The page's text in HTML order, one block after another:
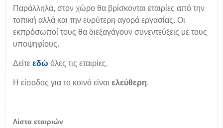
Παράλληλα, στον χώρο θα βρίσκονται εταιρίες από την
τοπική αλλά και την ευρύτερη αγορά εργασίας. Οι
εκπρόσωποί τους θα διεξαγάγουν συνεντεύξεις με τους
υποψηφίους.
Δείτε εδώ όλες τις εταιρίες.
Η είσοδος για το κοινό είναι ελεύθερη.
Λίστα εταιριών